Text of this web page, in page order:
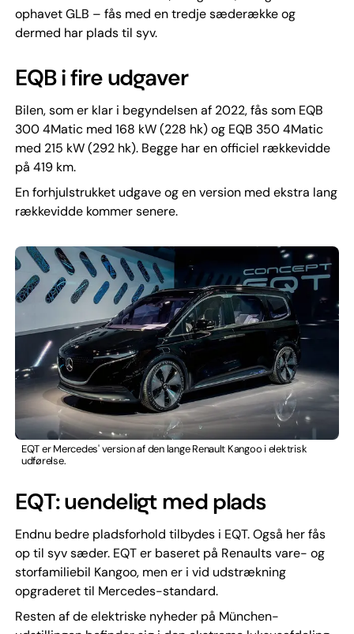
ophavet GLB – fås med en tredje sæderække og
dermed har plads til syv.
EQB i fire udgaver
Bilen, som er klar i begyndelsen af 2022, fås som EQB
300 4Matic med 168 kW (228 hk) og EQB 350 4Matic
med 215 kW (292 hk). Begge har en officiel rækkevidde
på 419 km.
En forhjulstrukket udgave og en version med ekstra lang
rækkevidde kommer senere.
EQT er Mercedes' version af den lange Renault Kangoo i elektrisk
udførelse.
EQT: uendeligt med plads
Endnu bedre pladsforhold tilbydes i EQT. Også her fås
op til syv sæder. EQT er baseret på Renaults vare- og
storfamiliebil Kangoo, men er i vid udstrækning
opgraderet til Mercedes-standard.
Resten af de elektriske nyheder på München-